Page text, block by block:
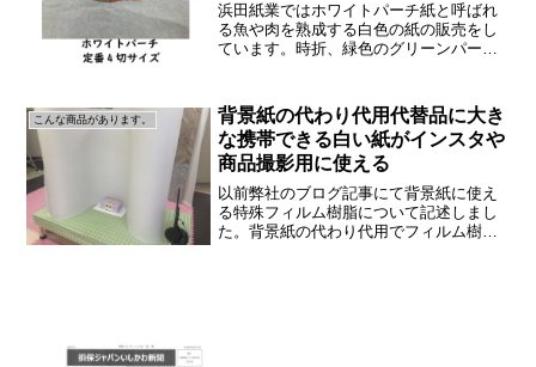
浜田紙業ではホワイトパーチ紙と呼ばれ
る魚や肉を熟成する白色の紙の販売をし
ています。時折、緑色のグリーンパーチ
の？」「緑色のグリーンパーチ紙と何が
違うの？効果は？」など、...
こんな商品があります。
背景紙の代わり代用代替品に大き
な携帯できる白い紙がインスタや
商品撮影用に使える
以前弊社のブログ記事にて背景紙に使え
る特殊フィルム樹脂について記述しまし
た。背景紙の代わり代用でフィルム樹脂